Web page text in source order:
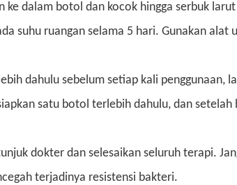
ke dalam botol dan kocok hingga serbuk
suhu ruangan selama 5 hari. Gunakan alat
dahulu sebelum setiap kali penggunaan,
satu botol terlebih dahulu, dan setelah
dokter dan selesaikan seluruh terapi.
terjadinya resistensi bakteri.